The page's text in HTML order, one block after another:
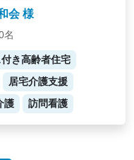
会 様
名
き高齢者住宅
居宅介護支援
護 訪問看護